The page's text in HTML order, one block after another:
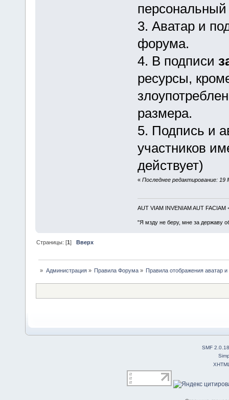
3. Аватар и
форума.
4. В подписи
ресурсы,
размера.
5. Подпись и
участников
действует)
« Последнее редактирование:
AUT VIAM INVENIAM AUT FACIAM
"Я мзду не беру, мне за державу
Страницы: [1]Вверх
» Администрация» Правила Форума» Правила отображения аватар
SMF 2.0.18